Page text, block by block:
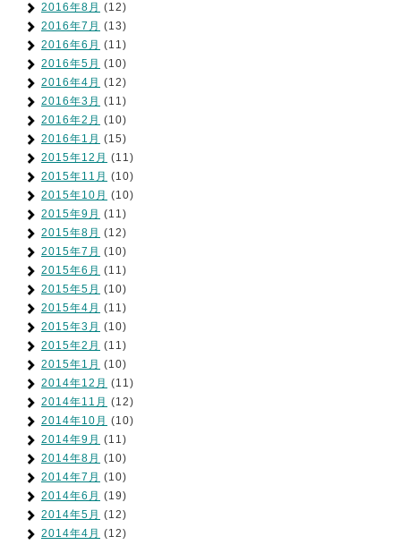
2016年8月 (12)
2016年7月 (13)
2016年6月 (11)
2016年5月 (10)
2016年4月 (12)
2016年3月 (11)
2016年2月 (10)
2016年1月 (15)
2015年12月 (11)
2015年11月 (10)
2015年10月 (10)
2015年9月 (11)
2015年8月 (12)
2015年7月 (10)
2015年6月 (11)
2015年5月 (10)
2015年4月 (11)
2015年3月 (10)
2015年2月 (11)
2015年1月 (10)
2014年12月 (11)
2014年11月 (12)
2014年10月 (10)
2014年9月 (11)
2014年8月 (10)
2014年7月 (10)
2014年6月 (19)
2014年5月 (12)
2014年4月 (12)